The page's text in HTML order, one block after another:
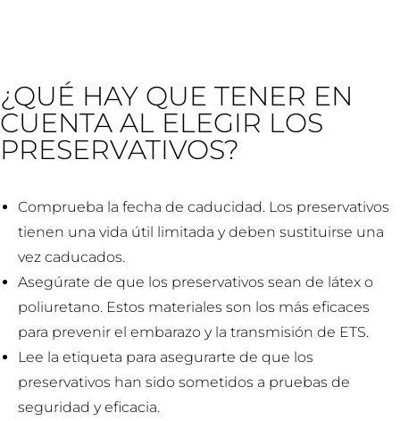
¿QUÉ HAY QUE TENER EN
CUENTA AL ELEGIR LOS
PRESERVATIVOS?
Comprueba la fecha de caducidad. Los preservativos
tienen una vida útil limitada y deben sustituirse una
vez caducados.
Asegúrate de que los preservativos sean de látex o
poliuretano. Estos materiales son los más eficaces
para prevenir el embarazo y la transmisión de ETS.
Lee la etiqueta para asegurarte de que los
preservativos han sido sometidos a pruebas de
seguridad y eficacia.